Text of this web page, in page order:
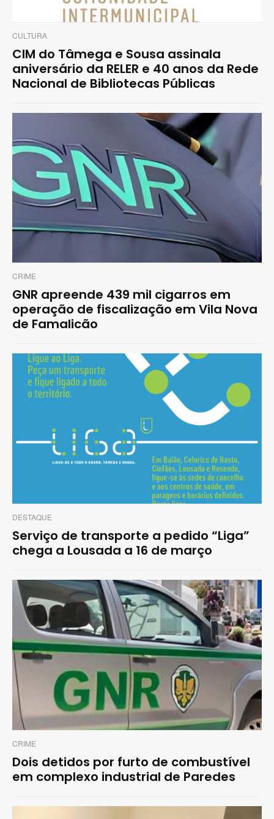
CULTURA
CIM do Tâmega e Sousa assinala
aniversário da RELER e 40 anos da Rede
Nacional de Bibliotecas Públicas
CRIME
GNR apreende 439 mil cigarros em
operação de fiscalização em Vila Nova
de Famalicão
DESTAQUE
Serviço de transporte a pedido “Liga”
chega a Lousada a 16 de março
CRIME
Dois detidos por furto de combustível
em complexo industrial de Paredes